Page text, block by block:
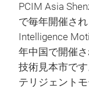
PCIM Asia
で毎年開催さ
Intelligence
年中国で開催
技術見本市で
テリジェント